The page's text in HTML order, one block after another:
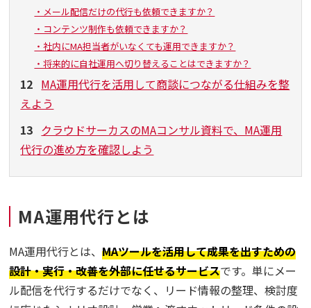
・メール配信だけの代行も依頼できますか？
・コンテンツ制作も依頼できますか？
・社内にMA担当者がいなくても運用できますか？
・将来的に自社運用へ切り替えることはできますか？
12 MA運用代行を活用して商談につながる仕組みを整
えよう
13 クラウドサーカスのMAコンサル資料で、MA運用
代行の進め方を確認しよう
MA運用代行とは
MA運用代行とは、MAツールを活用して成果を出すための
設計・実行・改善を外部に任せるサービスです。単にメー
ル配信を代行するだけでなく、リード情報の整理、検討度